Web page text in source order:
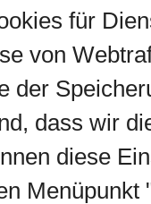
für
von
der
dass wir
diese
Menüpunkt